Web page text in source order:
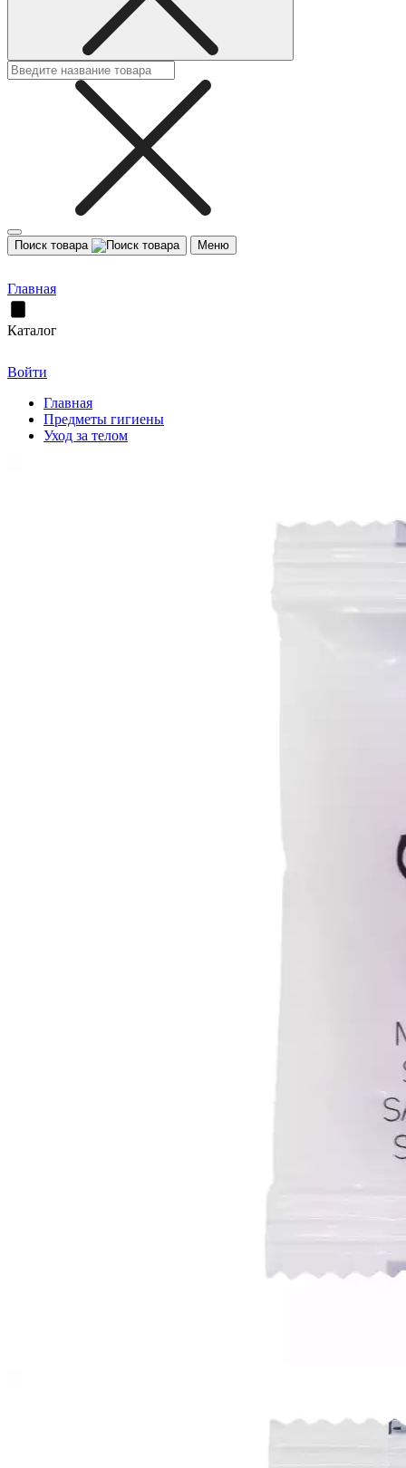
Поиск товара Меню
Главная
Каталог
Войти
Главная
Предметы гигиены
Уход за телом